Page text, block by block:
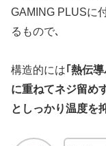
GAMING PLUSに
るもので､
構造的には｢熱伝
に重ねてネジ留め
としっかり温度を